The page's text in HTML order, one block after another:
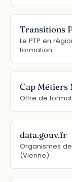
Transitions
Le PTP en
formation.
Cap Métiers
Offre de
data.gouv.fr
Organismes
(Vienne).